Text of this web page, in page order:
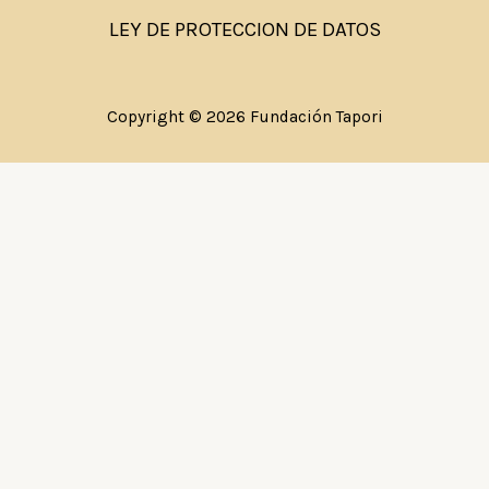
LEY DE PROTECCION DE DATOS
Copyright © 2026 Fundación Tapori